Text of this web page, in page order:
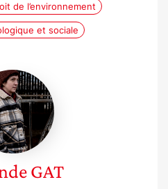
de l’environnement
et sociale
Amande
GAT
GAT